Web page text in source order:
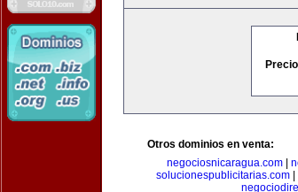
Otros dominios en venta:
negociosnicaragua.com
solucionespublicitarias.com